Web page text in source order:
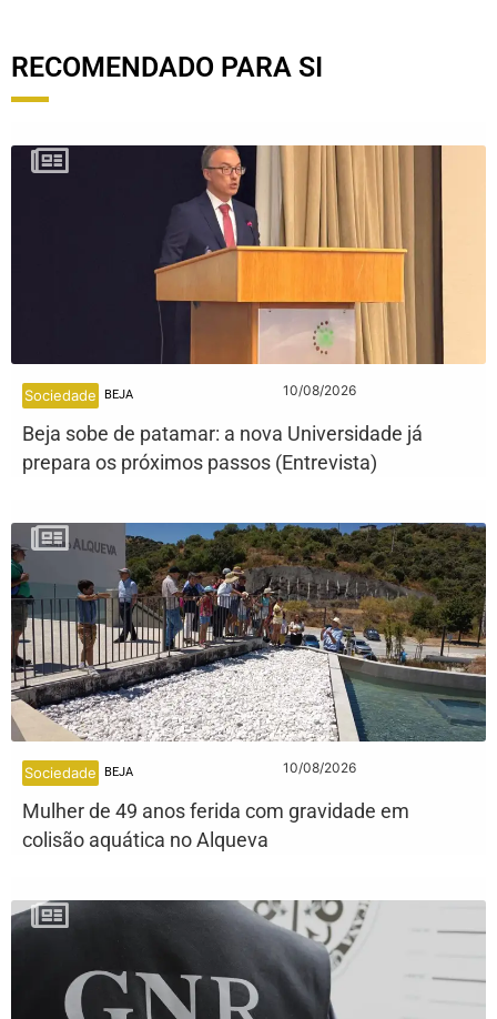
RECOMENDADO PARA SI
Sociedade BEJA 10/08/2026
Beja sobe de patamar: a nova Universidade já
prepara os próximos passos (Entrevista)
Sociedade BEJA 10/08/2026
Mulher de 49 anos ferida com gravidade em
colisão aquática no Alqueva